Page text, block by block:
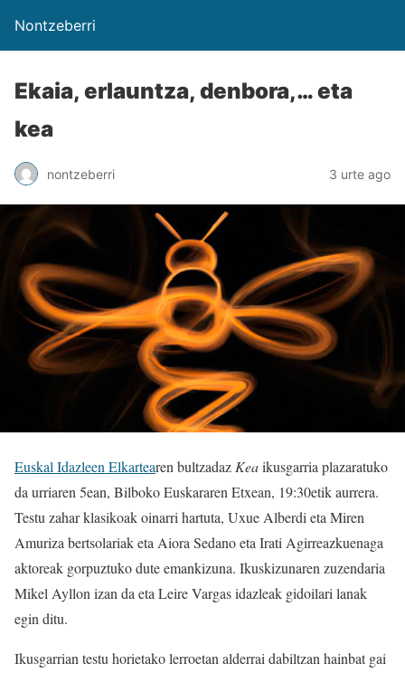
Nontzeberri
Ekaia, erlauntza, denbora,… eta
kea
nontzeberri 3 urte ago
Euskal Idazleen Elkartearen bultzadazKeaikusgarria plazaratuko
da urriaren 5ean, Bilboko Euskararen Etxean, 19:30etik aurrera.
Testu zahar klasikoak oinarri hartuta, Uxue Alberdi eta Miren
Amuriza bertsolariak eta Aiora Sedano eta Irati Agirreazkuenaga
aktoreak gorpuztuko dute emankizuna. Ikuskizunaren zuzendaria
Mikel Ayllon izan da eta Leire Vargas idazleak gidoilari lanak
egin ditu.
Ikusgarrian testu horietako lerroetan alderrai dabiltzan hainbat gai